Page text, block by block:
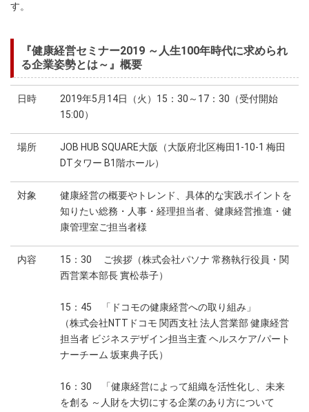
す。
『健康経営セミナー2019 ～人生100年時代に求められ
る企業姿勢とは～』概要
日時
2019年5月14日（火）15：30～17：30（受付開始
15:00）
場所
JOB HUB SQUARE大阪（大阪府北区梅田1-10-1 梅田
DTタワー B1階ホール）
対象
健康経営の概要やトレンド、具体的な実践ポイントを
知りたい総務・人事・経理担当者、健康経営推進・健
康管理室ご担当者様
内容
15：30 ご挨拶（株式会社パソナ 常務執行役員・関
西営業本部長 實松恭子）
15：45 「ドコモの健康経営への取り組み」
（株式会社NTTドコモ 関西支社 法人営業部 健康経営
担当者 ビジネスデザイン担当主査 ヘルスケア/パート
ナーチーム 坂東典子氏）
16：30 「健康経営によって組織を活性化し、未来
を創る ～人財を大切にする企業のあり方について